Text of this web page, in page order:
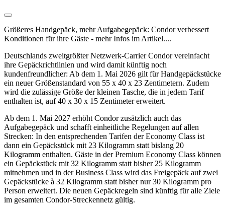
Größeres Handgepäck, mehr Aufgabegepäck: Condor verbessert
Konditionen für ihre Gäste - mehr Infos im Artikel....
Deutschlands zweitgrößter Netzwerk-Carrier Condor vereinfacht
ihre Gepäckrichtlinien und wird damit künftig noch
kundenfreundlicher: Ab dem 1. Mai 2026 gilt für Handgepäckstücke
ein neuer Größenstandard von 55 x 40 x 23 Zentimetern. Zudem
wird die zulässige Größe der kleinen Tasche, die in jedem Tarif
enthalten ist, auf 40 x 30 x 15 Zentimeter erweitert.
Ab dem 1. Mai 2027 erhöht Condor zusätzlich auch das
Aufgabegepäck und schafft einheitliche Regelungen auf allen
Strecken: In den entsprechenden Tarifen der Economy Class ist
dann ein Gepäckstück mit 23 Kilogramm statt bislang 20
Kilogramm enthalten. Gäste in der Premium Economy Class können
ein Gepäckstück mit 32 Kilogramm statt bisher 25 Kilogramm
mitnehmen und in der Business Class wird das Freigepäck auf zwei
Gepäckstücke à 32 Kilogramm statt bisher nur 30 Kilogramm pro
Person erweitert. Die neuen Gepäckregeln sind künftig für alle Ziele
im gesamten Condor-Streckennetz gültig.